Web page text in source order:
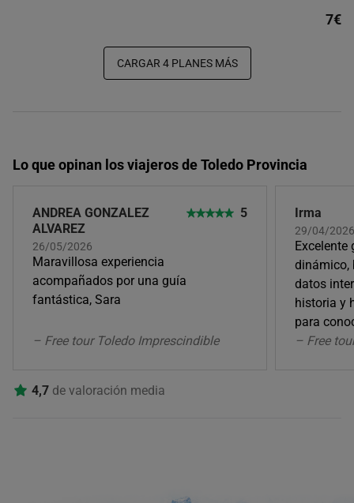
7€
CARGAR 4 PLANES MÁS
Lo que opinan los viajeros de Toledo Provincia
ANDREA GONZALEZ
ALVAREZ
26/05/2026
5
Maravillosa experiencia
acompañados por una guía
fantástica, Sara
– Free tour Toledo Imprescindible
Irma
29/04/2026
dinámico,
datos
historia y
para
– Free
4,7 de valoración media